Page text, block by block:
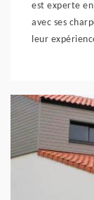
est experte
avec ses
leur